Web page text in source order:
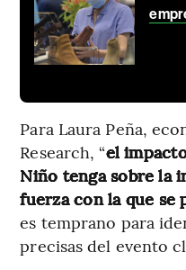
Para Laura Peña,
Research, “el
Niño tenga sobre la
fuerza con la que se
es temprano para
precisas del evento